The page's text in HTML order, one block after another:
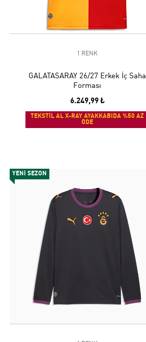
1 RENK
GALATASARAY 26/27 Erkek İç Saha
Forması
6.249,99 ₺
TEKSTİL AL X-RAY AYAKKABIDA %50 AZ
ÖDE
YENİ SEZON